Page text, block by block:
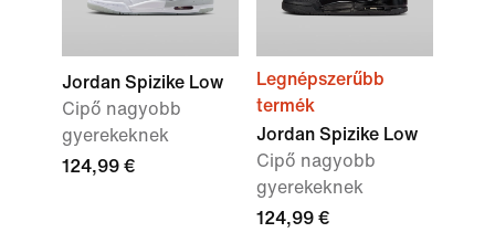
Jordan Spizike Low
Cipő nagyobb
gyerekeknek
124,99 €
Legnépszerűbb
termék
Jordan Spizike Low
Cipő nagyobb
gyerekeknek
124,99 €